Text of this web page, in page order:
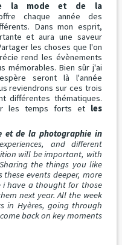
la mode et de la
chaque année des
Dans mon esprit,
et aura une saveur
les choses que l'on
rend les évènements
mémorables. Bien sûr j'ai
seront là l'année
reviendrons sur ces trois
différentes thématiques.
les temps forts et les
et de la photographie in
and different
will be important, with
the things you like
events deeper, more
i have a thought for those
next year. All the week
in Hyères, going through
back on key moments